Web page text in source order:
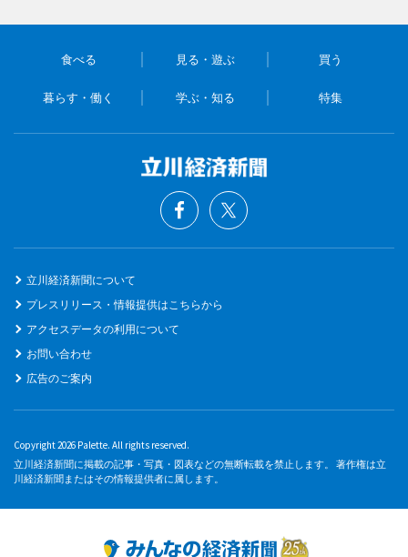
食べる 見る・遊ぶ 買う
暮らす・働く 学ぶ・知る 特集
立川経済新聞について
プレスリリース・情報提供はこちらから
アクセスデータの利用について
お問い合わせ
広告のご案内
Copyright 2026 Palette. All rights reserved.
立川経済新聞に掲載の記事・写真・図表などの無断転載を禁止します。 著作権は立
川経済新聞またはその情報提供者に属します。